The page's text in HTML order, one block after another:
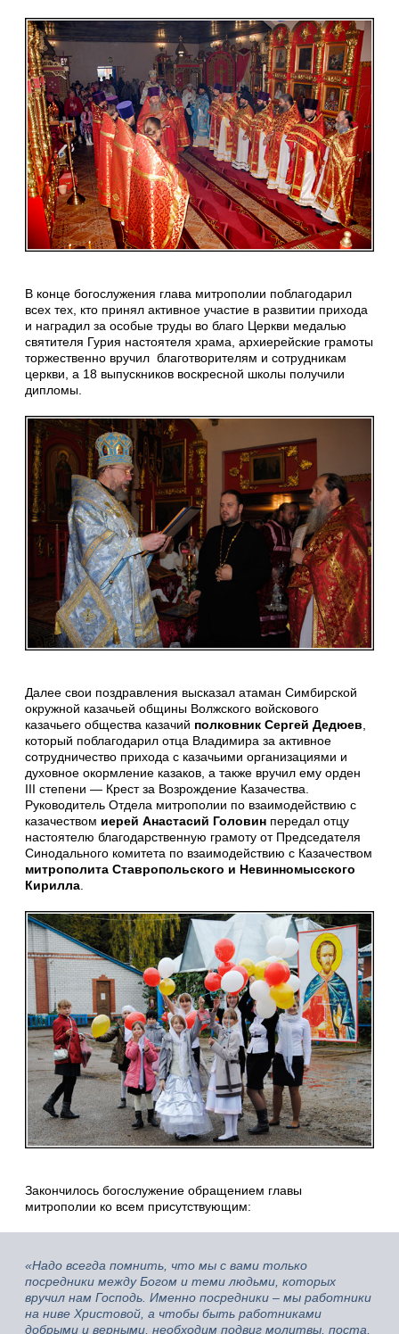
В конце богослужения глава митрополии поблагодарил
всех тех, кто принял активное участие в развитии прихода
и наградил за особые труды во благо Церкви медалью
святителя Гурия настоятеля храма, архиерейские грамоты
торжественно вручил благотворителям и сотрудникам
церкви, а 18 выпускников воскресной школы получили
дипломы.
Далее свои поздравления высказал атаман Симбирской
окружной казачьей общины Волжского войскового
казачьего общества казачий полковник Сергей Дедюев
который поблагодарил отца Владимира за активное
сотрудничество прихода с казачьими организациями и
духовное окормление казаков, а также вручил ему орден
III степени — Крест за Возрождение Казачества.
Руководитель Отдела митрополии по взаимодействию с
казачеством иерей Анастасий Головин передал отцу
настоятелю благодарственную грамоту от Председателя
Синодального комитета по взаимодействию с Казачеством
митрополита Ставропольского и Невинномысского
Кирилла
Закончилось богослужение обращением главы
митрополии ко всем присутствующим:
«Надо всегда помнить, что мы с вами только
посредники между Богом и теми людьми, которых
вручил нам Господь. Именно посредники – мы работники
на ниве Христовой, а чтобы быть работниками
добрыми и верными, необходим подвиг молитвы, поста,